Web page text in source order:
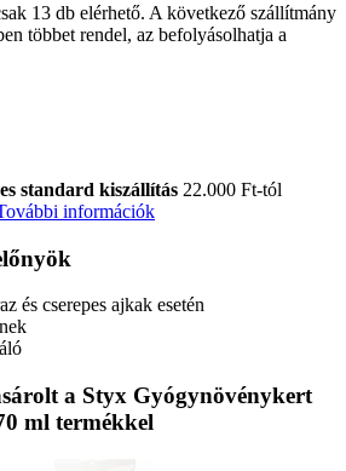
13 db elérhető. A következő szállítmány
többet rendel, az befolyásolhatja a
standard kiszállítás 22.000 Ft-tól
információk
és cserepes ajkak esetén
a Styx Gyógynövénykert
ml termékkel